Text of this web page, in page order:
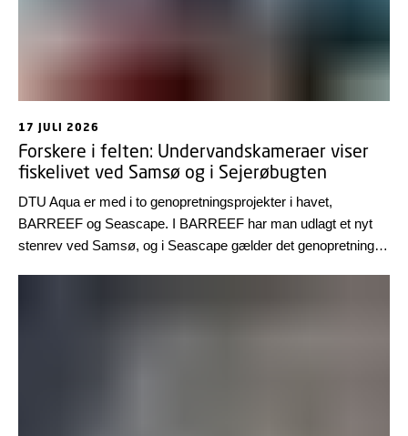
17 JULI 2026
Forskere i felten: Undervandskameraer viser
fiskelivet ved Samsø og i Sejerøbugten
DTU Aqua er med i to genopretningsprojekter i havet,
BARREEF og Seascape. I BARREEF har man udlagt et nyt
stenrev ved Samsø, og i Seascape gælder det genopretning af